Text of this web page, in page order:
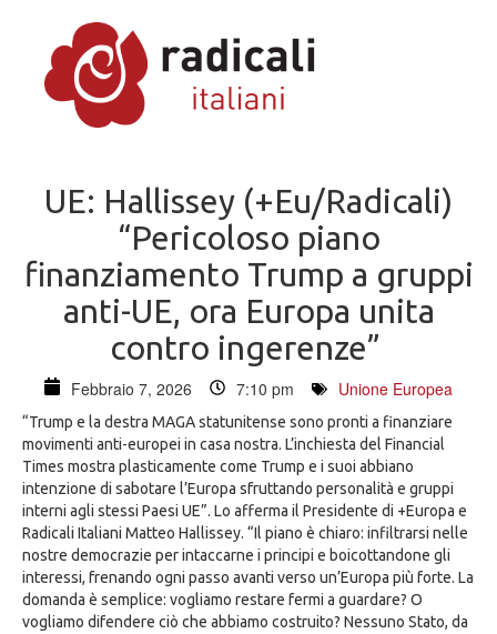
UE: Hallissey (+Eu/Radicali)
“Pericoloso piano
finanziamento Trump a gruppi
anti-UE, ora Europa unita
contro ingerenze”
Febbraio 7, 2026 7:10 pm Unione Europea
“Trump e la destra MAGA statunitense sono pronti a finanziare
movimenti anti-europei in casa nostra. L’inchiesta del Financial
Times mostra plasticamente come Trump e i suoi abbiano
intenzione di sabotare l’Europa sfruttando personalità e gruppi
interni agli stessi Paesi UE”. Lo afferma il Presidente di +Europa e
Radicali Italiani Matteo Hallissey. “Il piano è chiaro: infiltrarsi nelle
nostre democrazie per intaccarne i principi e boicottandone gli
interessi, frenando ogni passo avanti verso un’Europa più forte. La
domanda è semplice: vogliamo restare fermi a guardare? O
vogliamo difendere ciò che abbiamo costruito? Nessuno Stato, da